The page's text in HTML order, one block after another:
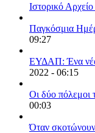
Ιστορικό
Παγκόσμια
09:27
ΕΥΔΑΠ: Ένα
2022 - 06:15
Οι δύο πόλεμοι
00:03
Όταν σκοτώνουν